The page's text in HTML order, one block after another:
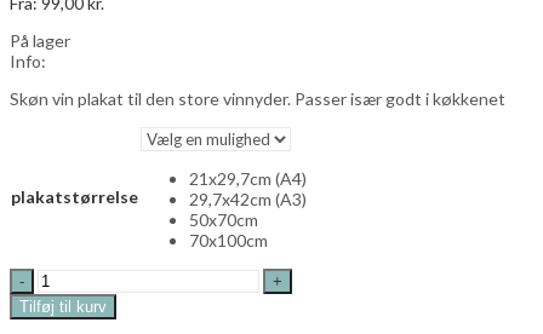
På lager
Info:
Skøn vin plakat til den store vinnyder. Passer især godt i køkkenet
plakatstørrelse
21x29,7cm (A4)
29,7x42cm (A3)
50x70cm
70x100cm
My
blood
type
Tilføj til kurv